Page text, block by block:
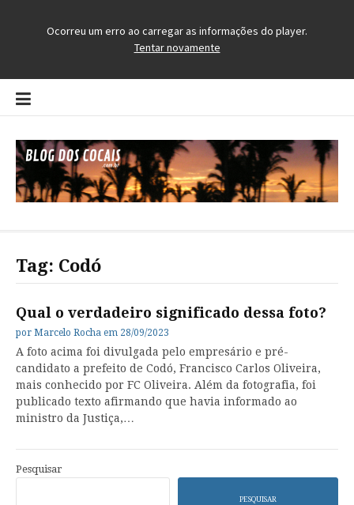
Pular
para
conteúdo
Tag: Codó
Qual o verdadeiro significado dessa foto?
por Marcelo Rocha em 28/09/2023
A foto acima foi divulgada pelo empresário e pré-
candidato a prefeito de Codó, Francisco Carlos Oliveira,
mais conhecido por FC Oliveira. Além da fotografia, foi
publicado texto afirmando que havia informado ao
ministro da Justiça,…
Pesquisar
PESQUISAR